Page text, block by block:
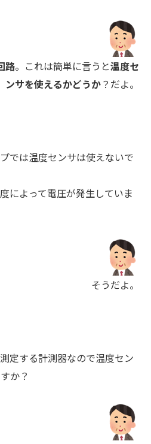
路。これは簡単に言うと温度セ
ンサを使えるかどうか？だよ。
では温度センサは使えないで
によって電圧が発生していま
そうだよ。
定する計測器なので温度セン
か？